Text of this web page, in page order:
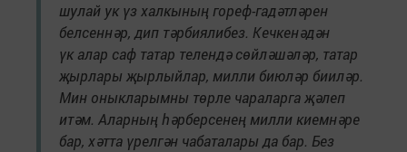
шулай ук үз халкының гореф-гадәтләрен
белсеннәр, дип тәрбиялибез. Кечкенәдән
үк алар саф татар телендә сөйләшәләр, татар
җырлары җырлыйлар, милли биюләр бииләр.
Мин оныкларымны төрле чараларга җәлеп
итәм. Аларның һәрберсенең милли киемнәре
бар, хәтта үрелгән чабаталары да бар. Без